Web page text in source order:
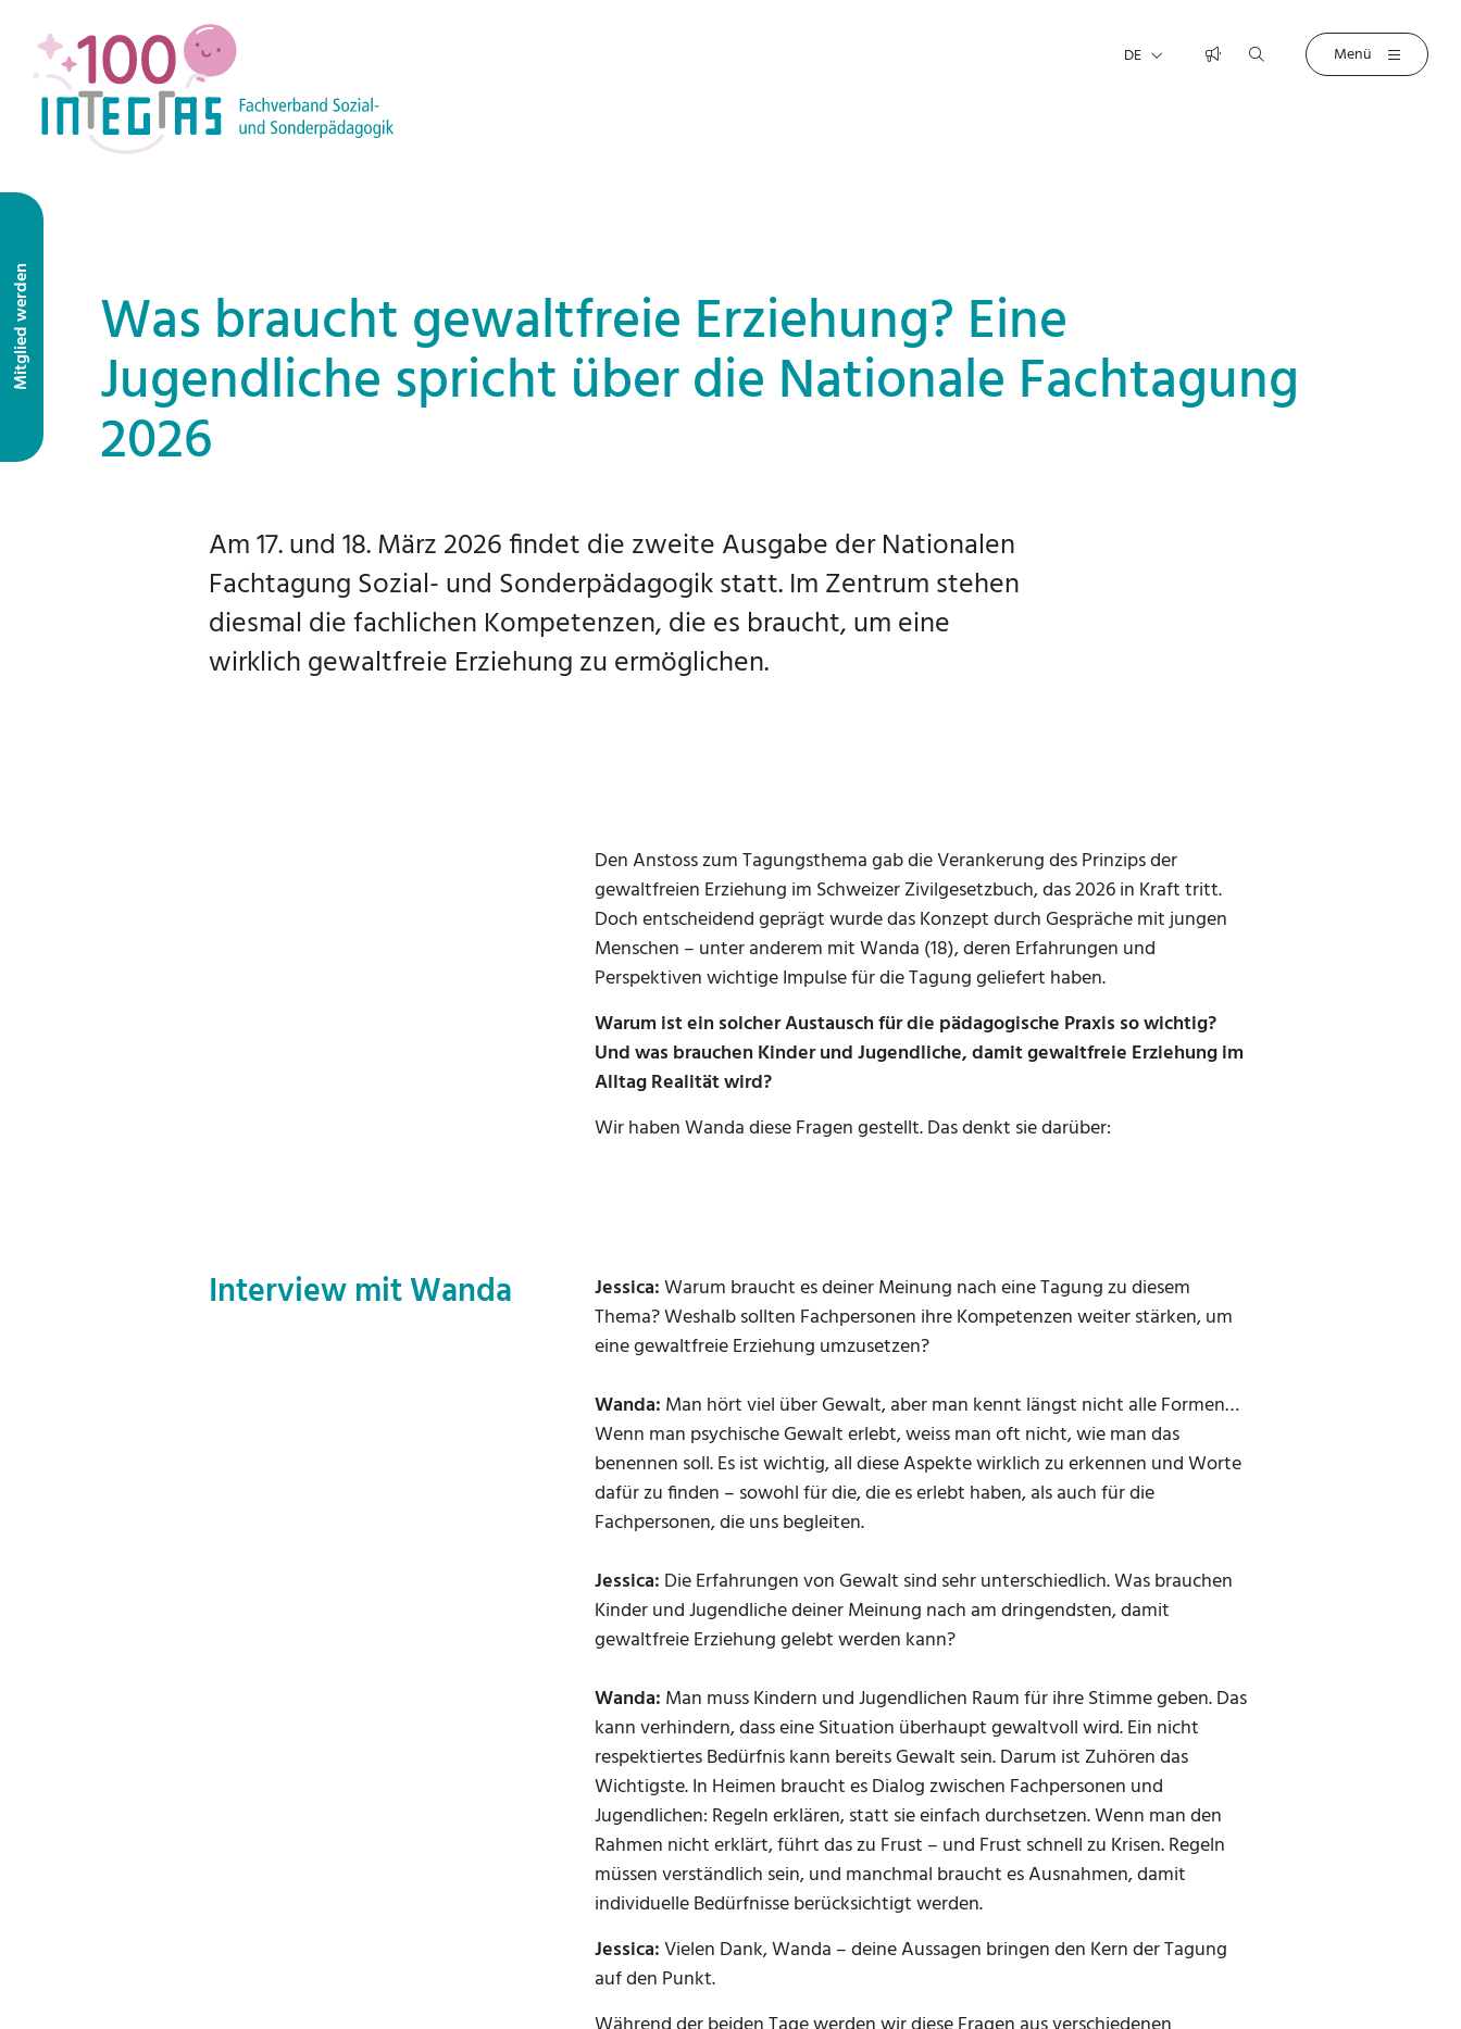
Mitglied werden
DE
Was braucht gewaltfreie Erziehung? Eine
Jugendliche spricht über die Nationale Fachtagung
2026
Am 17. und 18. März 2026 findet die zweite Ausgabe der Nationalen
Fachtagung Sozial- und Sonderpädagogik statt. Im Zentrum stehen
diesmal die fachlichen Kompetenzen, die es braucht, um eine
wirklich gewaltfreie Erziehung zu ermöglichen.
Den Anstoss zum Tagungsthema gab die Verankerung des Prinzips der
gewaltfreien Erziehung im Schweizer Zivilgesetzbuch, das 2026 in Kraft tritt.
Doch entscheidend geprägt wurde das Konzept durch Gespräche mit jungen
Menschen – unter anderem mit Wanda (18), deren Erfahrungen und
Perspektiven wichtige Impulse für die Tagung geliefert haben.
Warum ist ein solcher Austausch für die pädagogische Praxis so wichtig?
Und was brauchen Kinder und Jugendliche, damit gewaltfreie Erziehung im
Alltag Realität wird?
Wir haben Wanda diese Fragen gestellt. Das denkt sie darüber:
Interview mit Wanda Jessica:Warum braucht es deiner Meinung nach eine Tagung zu diesem
Thema? Weshalb sollten Fachpersonen ihre Kompetenzen weiter stärken, um
eine gewaltfreie Erziehung umzusetzen?
Wanda: Man hört viel über Gewalt, aber man kennt längst nicht alle Formen…
Wenn man psychische Gewalt erlebt, weiss man oft nicht, wie man das
benennen soll. Es ist wichtig, all diese Aspekte wirklich zu erkennen und Worte
dafür zu finden – sowohl für die, die es erlebt haben, als auch für die
Fachpersonen, die uns begleiten.
Jessica: Die Erfahrungen von Gewalt sind sehr unterschiedlich. Was brauchen
Kinder und Jugendliche deiner Meinung nach am dringendsten, damit
gewaltfreie Erziehung gelebt werden kann?
Wanda: Man muss Kindern und Jugendlichen Raum für ihre Stimme geben. Das
kann verhindern, dass eine Situation überhaupt gewaltvoll wird. Ein nicht
respektiertes Bedürfnis kann bereits Gewalt sein. Darum ist Zuhören das
Wichtigste. In Heimen braucht es Dialog zwischen Fachpersonen und
Jugendlichen: Regeln erklären, statt sie einfach durchsetzen. Wenn man den
Rahmen nicht erklärt, führt das zu Frust – und Frust schnell zu Krisen. Regeln
müssen verständlich sein, und manchmal braucht es Ausnahmen, damit
individuelle Bedürfnisse berücksichtigt werden.
Jessica:Vielen Dank, Wanda – deine Aussagen bringen den Kern der Tagung
auf den Punkt.